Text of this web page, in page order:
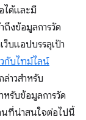
ได้และมี
งข้อมูลการวัด
บแอปบรรลุเป้า
กับไทม์ไลน์
าวสำหรับ
หรับข้อมูลการวัด
นที่น่าสนใจต่อไปนี้